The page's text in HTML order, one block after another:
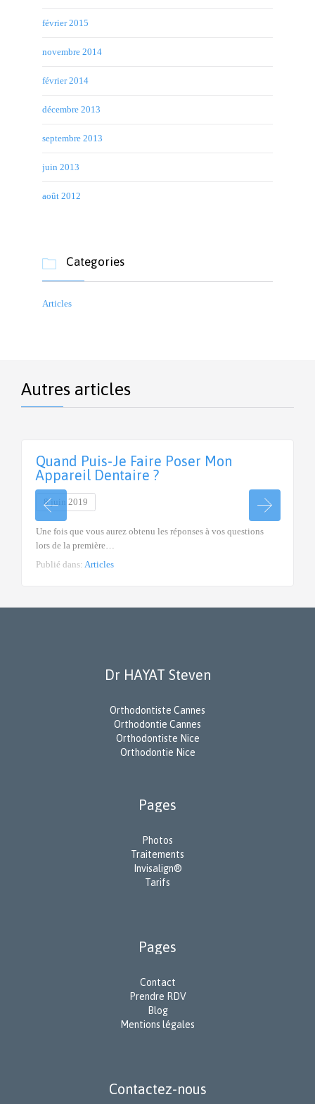
février 2015
novembre 2014
février 2014
décembre 2013
septembre 2013
juin 2013
août 2012
 Categories
Articles
Autres articles
Quand Puis-Je Faire Poser Mon
Appareil Dentaire ?
8 juin 2019
Une fois que vous aurez obtenu les réponses à vos questions
lors de la première…
Publié dans: Articles
Dr HAYAT Steven
Orthodontiste Cannes
Orthodontie Cannes
Orthodontiste Nice
Orthodontie Nice
Pages
Photos
Traitements
Invisalign®
Tarifs
Pages
Contact
Prendre RDV
Blog
Mentions légales
Contactez-nous